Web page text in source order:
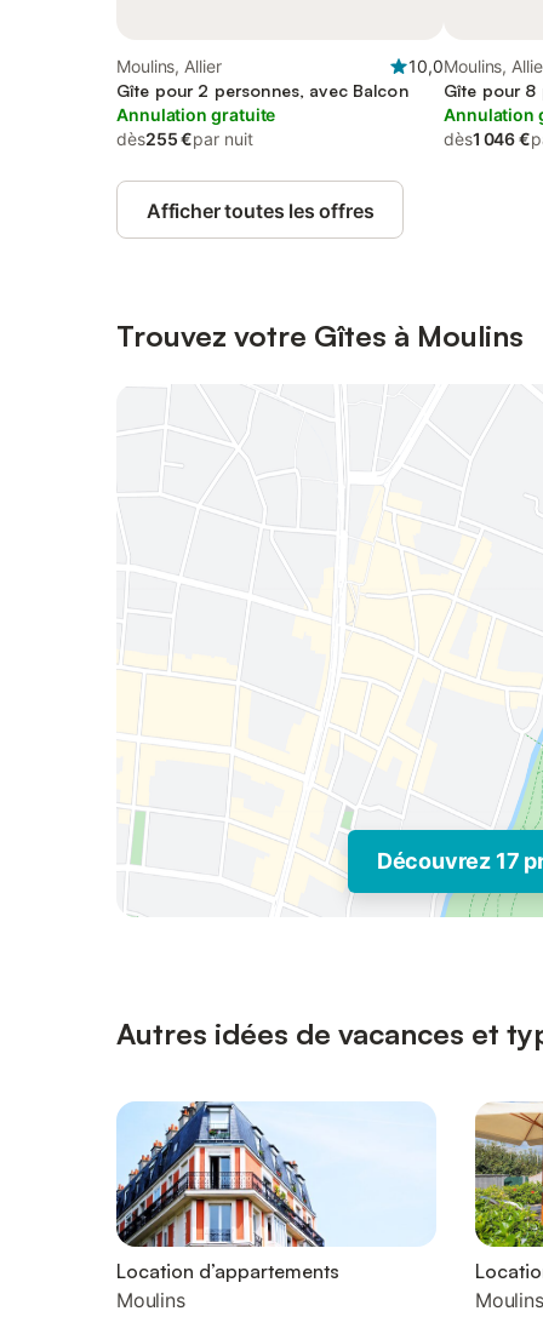
Moulins, Allier
10,0
Gîte pour 2 personnes, avec Balcon
Annulation gratuite
dès255 €par nuit
Moulins,
Gîte pour 8
Annulation
dès1 046 €
Afficher toutes les offres
Trouvez votre Gîtes à Moulins
Découvrez 17
Autres idées de vacances et
Location d’appartements
Moulins
Moulins